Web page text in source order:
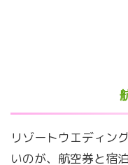
リゾートウエディン
いのが、航空券と宿泊